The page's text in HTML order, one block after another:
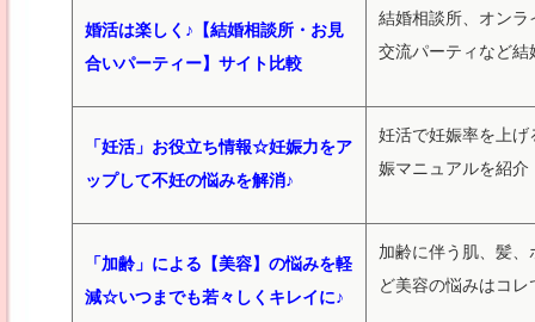
婚活は楽しく♪【結婚相談所・お見
合いパーティー】サイト比較
結婚相談所、オン
交流パーティなど
「妊活」お役立ち情報☆妊娠力をア
ップして不妊の悩みを解消♪
妊活で妊娠率を上
娠マニュアルを紹介
「加齢」による【美容】の悩みを軽
減☆いつまでも若々しくキレイに♪
加齢に伴う肌、髪
ど美容の悩みはコレ